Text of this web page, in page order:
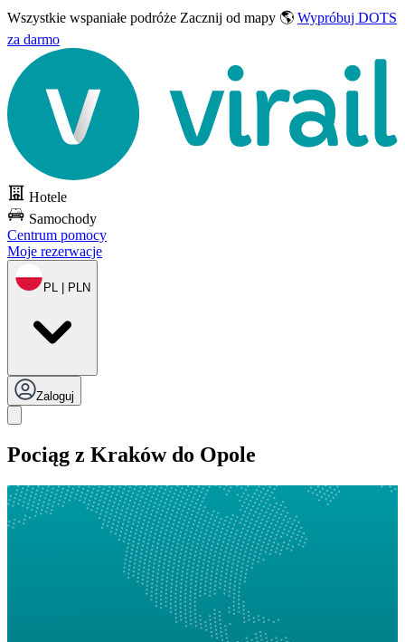
Wszystkie wspaniałe podróże Zacznij od mapy 🌎 Wypróbuj DOTS
za darmo
Hotele
Samochody
Centrum pomocy
Moje rezerwacje
PL | PLN
Zaloguj
Pociąg z Kraków do Opole